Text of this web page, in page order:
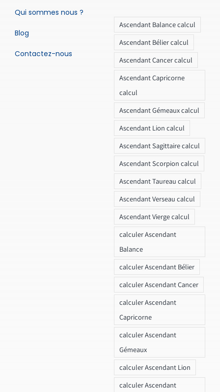
Qui sommes nous ?
Blog
Contactez-nous
Ascendant Balance calcul
Ascendant Bélier calcul
Ascendant Cancer calcul
Ascendant Capricorne
calcul
Ascendant Gémeaux calcul
Ascendant Lion calcul
Ascendant Sagittaire calcul
Ascendant Scorpion calcul
Ascendant Taureau calcul
Ascendant Verseau calcul
Ascendant Vierge calcul
calculer Ascendant
Balance
calculer Ascendant Bélier
calculer Ascendant Cancer
calculer Ascendant
Capricorne
calculer Ascendant
Gémeaux
calculer Ascendant Lion
calculer Ascendant